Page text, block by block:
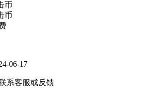
币
币
06-17
系客服或反馈